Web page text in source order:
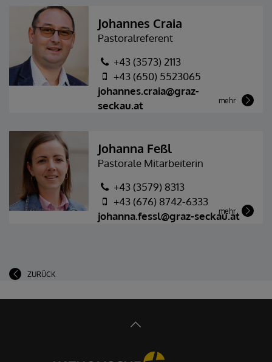
Johannes Craia
Pastoralreferent
+43 (3573) 2113
+43 (650) 5523065
johannes.craia@graz-
seckau.at
mehr
Johanna Feßl
Pastorale Mitarbeiterin
+43 (3579) 8313
+43 (676) 8742-6333
johanna.fessl@graz-seckau.at
mehr
ZURÜCK